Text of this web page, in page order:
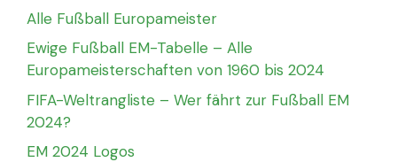
Alle Fußball Europameister
Ewige Fußball EM-Tabelle – Alle
Europameisterschaften von 1960 bis 2024
FIFA-Weltrangliste – Wer fährt zur Fußball EM
2024?
EM 2024 Logos